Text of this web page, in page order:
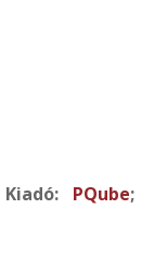
PQube;